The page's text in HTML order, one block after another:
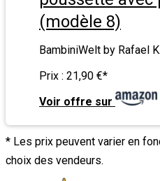
(modèle 8)
BambiniWelt by Rafael K.
Prix : 21,90 €*
Voir offre sur
* Les prix peuvent varier en
choix des vendeurs.